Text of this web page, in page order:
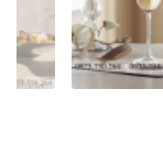
Liên hệ